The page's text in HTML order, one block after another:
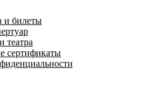
билеты
театра
сертификаты